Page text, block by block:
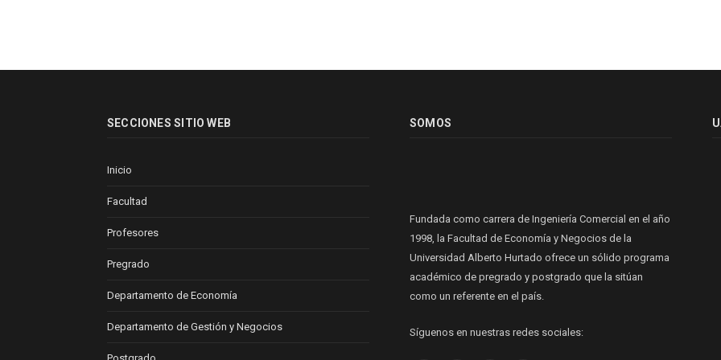
SECCIONES SITIO WEB
Inicio
Facultad
Profesores
Pregrado
Departamento de Economía
Departamento de Gestión y Negocios
SOMOS
Fundada como carrera de Ingeniería Comercial en el año
1998, la Facultad de Economía y Negocios de la
Universidad Alberto Hurtado ofrece un sólido programa
académico de pregrado y postgrado que la sitúan
como un referente en el país.
Síguenos en nuestras redes sociales: